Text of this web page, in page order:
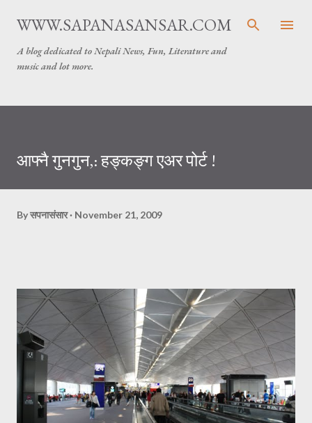
Skip to main content
WWW.SAPANASANSAR.COM
A blog dedicated to Nepali News, Fun, Literature and
music and lot more.
आफ्नै गुनगुन,: हङ्कङ्ग एअर पोर्ट !
Byसपनासंसार November 21, 2009